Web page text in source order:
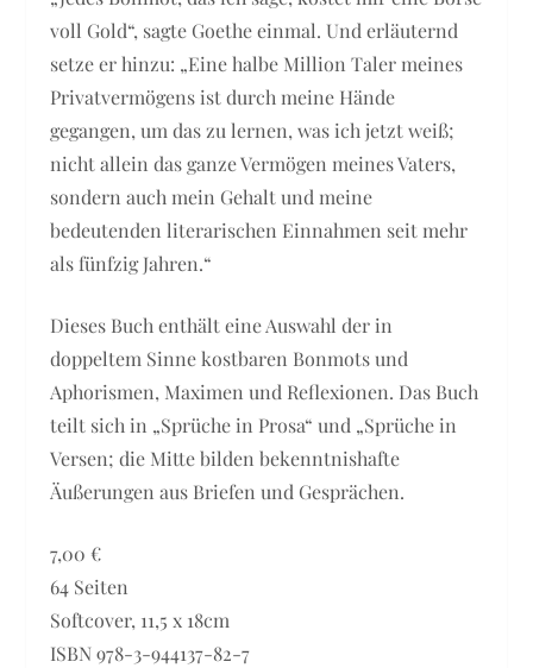
voll Gold“, sagte Goethe einmal. Und erläuternd
setze er hinzu: „Eine halbe Million Taler meines
Privatvermögens ist durch meine Hände
gegangen, um das zu lernen, was ich jetzt weiß;
nicht allein das ganze Vermögen meines Vaters,
sondern auch mein Gehalt und meine
bedeutenden literarischen Einnahmen seit mehr
als fünfzig Jahren.“
Dieses Buch enthält eine Auswahl der in
doppeltem Sinne kostbaren Bonmots und
Aphorismen, Maximen und Reflexionen. Das Buch
teilt sich in „Sprüche in Prosa“ und „Sprüche in
Versen; die Mitte bilden bekenntnishafte
Äußerungen aus Briefen und Gesprächen.
7,00 €
64 Seiten
Softcover, 11,5 x 18cm
ISBN 978-3-944137-82-7